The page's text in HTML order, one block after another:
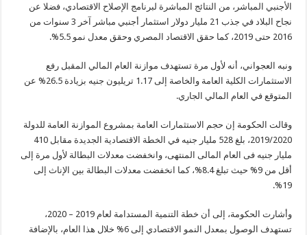
الأجنبي المباشر، من النتائج المباشرة لبرنامج الإصلاح الاقتصادي، فضلا عن
نجاح البلاد في جذب 21 مليار دولار استثمار أجنبي مباشر آخر 3 سنوات من
2016 حتى 2019، كما حقق الاقتصاد المصري وحقق معدل نمو 5.5%.
ونبه العجواني، أنه لأول مرة تستهدف موازنة العام المالي المقبل رفع
الاستثمارات الكلية العامة والخاصة إلى 1.17 تريليون جنيه بزيادة 26.5% عن
المتوقع في العام المالي الجاري.
وقالت الحكومة إن حجم الاستثمارات العامة بمشروع الموازنة العامة للدولة
2019/2020، بلغ 528 مليار جنيه في الخطة الاقتصادية الجديدة مقابل 410
مليار جنيه فى العام المالى المنتهى، وانخفضت معدلات البطالة لأول مرة إلى
أقل من 9% حيث تبلغ 8.4%، كما انخفضت معدلات البطالة بين الإناث إلى
19%.
وأشارت الحكومة، إلى أن خطة التنمية المستدامة لعام 2019 – 2020،
تستهدف الوصول بمعدل النمو الاقتصادي إلى 6% خلال هذا العام، بالإضافة